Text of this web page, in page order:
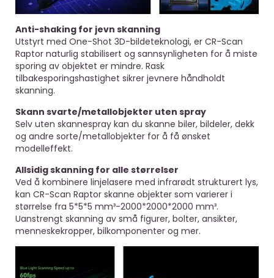
Anti-shaking for jevn skanning
Utstyrt med One-Shot 3D-bildeteknologi, er CR-Scan
Raptor naturlig stabilisert og sannsynligheten for å miste
sporing av objektet er mindre. Rask
tilbakesporingshastighet sikrer jevnere håndholdt
skanning.
Skann svarte/metallobjekter uten spray
Selv uten skannespray kan du skanne biler, bildeler, dekk
og andre sorte/metallobjekter for å få ønsket
modelleffekt.
Allsidig skanning for alle størrelser
Ved å kombinere linjelasere med infrarødt strukturert lys,
kan CR-Scan Raptor skanne objekter som varierer i
størrelse fra 5*5*5 mm³-2000*2000*2000 mm³.
Uanstrengt skanning av små figurer, bolter, ansikter,
menneskekropper, bilkomponenter og mer.